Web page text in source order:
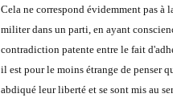
Cela ne correspond évidemment pas à
militer dans un parti, en ayant
contradiction patente entre le fait d'
il est pour le moins étrange de penser
abdiqué leur liberté et se sont mis au